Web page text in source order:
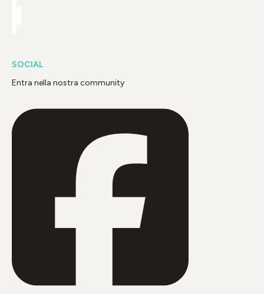
SOCIAL
Entra nella nostra community